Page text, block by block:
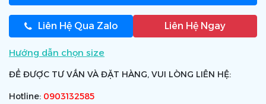
Liên Hệ Qua Zalo Liên Hệ Ngay
Hướng dẫn chọn size
ĐỂ ĐƯỢC TƯ VẤN VÀ ĐẶT HÀNG, VUI LÒNG LIÊN HỆ:
Hotline: 0903132585